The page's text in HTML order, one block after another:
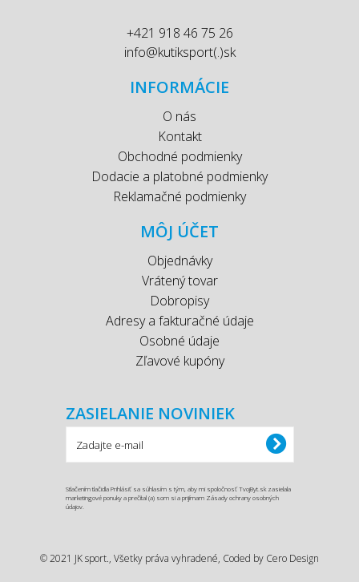
+421 918 46 75 26
info@kutiksport(.)sk
INFORMÁCIE
O nás
Kontakt
Obchodné podmienky
Dodacie a platobné podmienky
Reklamačné podmienky
MÔJ ÚČET
Objednávky
Vrátený tovar
Dobropisy
Adresy a fakturačné údaje
Osobné údaje
Zľavové kupóny
ZASIELANIE NOVINIEK
Stlačením tlačidla Prihlásiť sa súhlasím s tým, aby mi spoločnosť TvojByt.sk zasielala
marketingové ponuky a prečítal (a) som si a prijímam Zásady ochrany osobných
údajov.
© 2021 JK sport., Všetky práva vyhradené, Coded by Cero Design